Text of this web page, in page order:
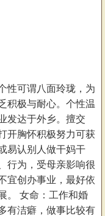
性可谓八面玲珑，为
积极与耐心。个性温
发达于外乡。擅交
开胸怀积极努力可获
易认别人做干妈干
行为，受母亲影响很
宜创办事业，最好依
。 女命：工作和婚
有洁癖，做事比较有